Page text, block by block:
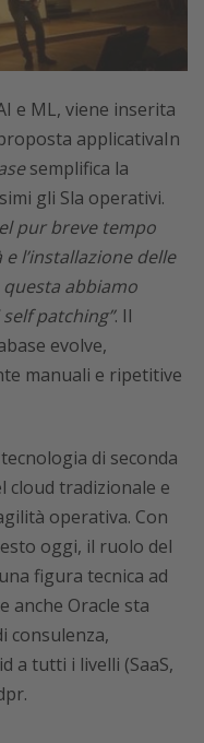
e ML, viene inserita
applicativaIn
semplifica la
gli Sla operativi.
pur breve tempo
l’installazione delle
questa abbiamo
patching”. Il
evolve,
manuali e ripetitive
di seconda
cloud tradizionale e
operativa. Con
oggi, il ruolo del
figura tecnica ad
anche Oracle sta
consulenza,
a tutti i livelli (SaaS,